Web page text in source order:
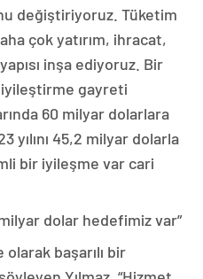
değiştiriyoruz. Tüketim
çok yatırım, ihracat,
inşa ediyoruz. Bir
gayreti
60 milyar dolarlara
yılını 45,2 milyar dolarla
bir iyileşme var cari
dolar hedefimiz var”
başarılı bir